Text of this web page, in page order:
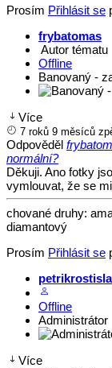
Prosím Přihlásit se
frybatomas
Autor tématu
Offline
Banovaný -
Více
7 roků 9 měsíců
Odpověděl
normální?
Děkuji. Ano fotky
vymlouvat, že se
chované druhy:
diamantový
Prosím Přihlásit se
Offline
Administrátor
Více